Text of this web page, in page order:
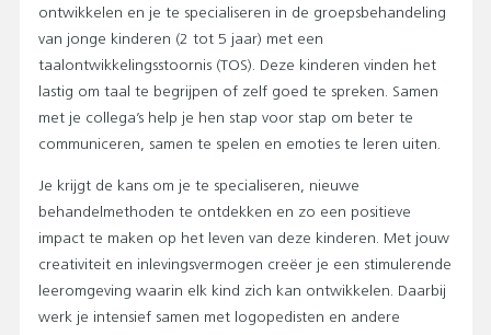
ontwikkelen en je te specialiseren in de groepsbehandeling
van jonge kinderen (2 tot 5 jaar) met een
taalontwikkelingsstoornis (TOS). Deze kinderen vinden het
lastig om taal te begrijpen of zelf goed te spreken. Samen
met je collega’s help je hen stap voor stap om beter te
communiceren, samen te spelen en emoties te leren uiten.
Je krijgt de kans om je te specialiseren, nieuwe
behandelmethoden te ontdekken en zo een positieve
impact te maken op het leven van deze kinderen. Met jouw
creativiteit en inlevingsvermogen creëer je een stimulerende
leeromgeving waarin elk kind zich kan ontwikkelen. Daarbij
werk je intensief samen met logopedisten en andere